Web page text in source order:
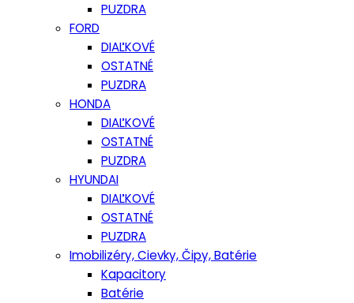
PUZDRA
FORD
DIAĽKOVÉ
OSTATNÉ
PUZDRA
HONDA
DIAĽKOVÉ
OSTATNÉ
PUZDRA
HYUNDAI
DIAĽKOVÉ
OSTATNÉ
PUZDRA
Imobilizéry, Cievky, Čipy, Batérie
Kapacitory
Batérie